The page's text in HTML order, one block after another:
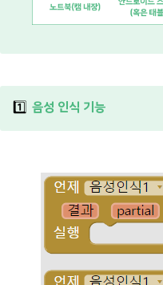
1️⃣ 음성 인식 기능